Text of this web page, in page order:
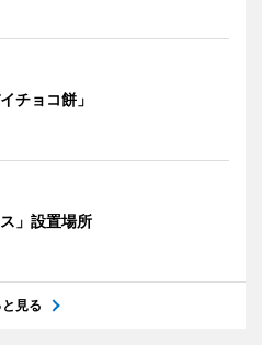
チョコ餅」
」設置場所
と見る